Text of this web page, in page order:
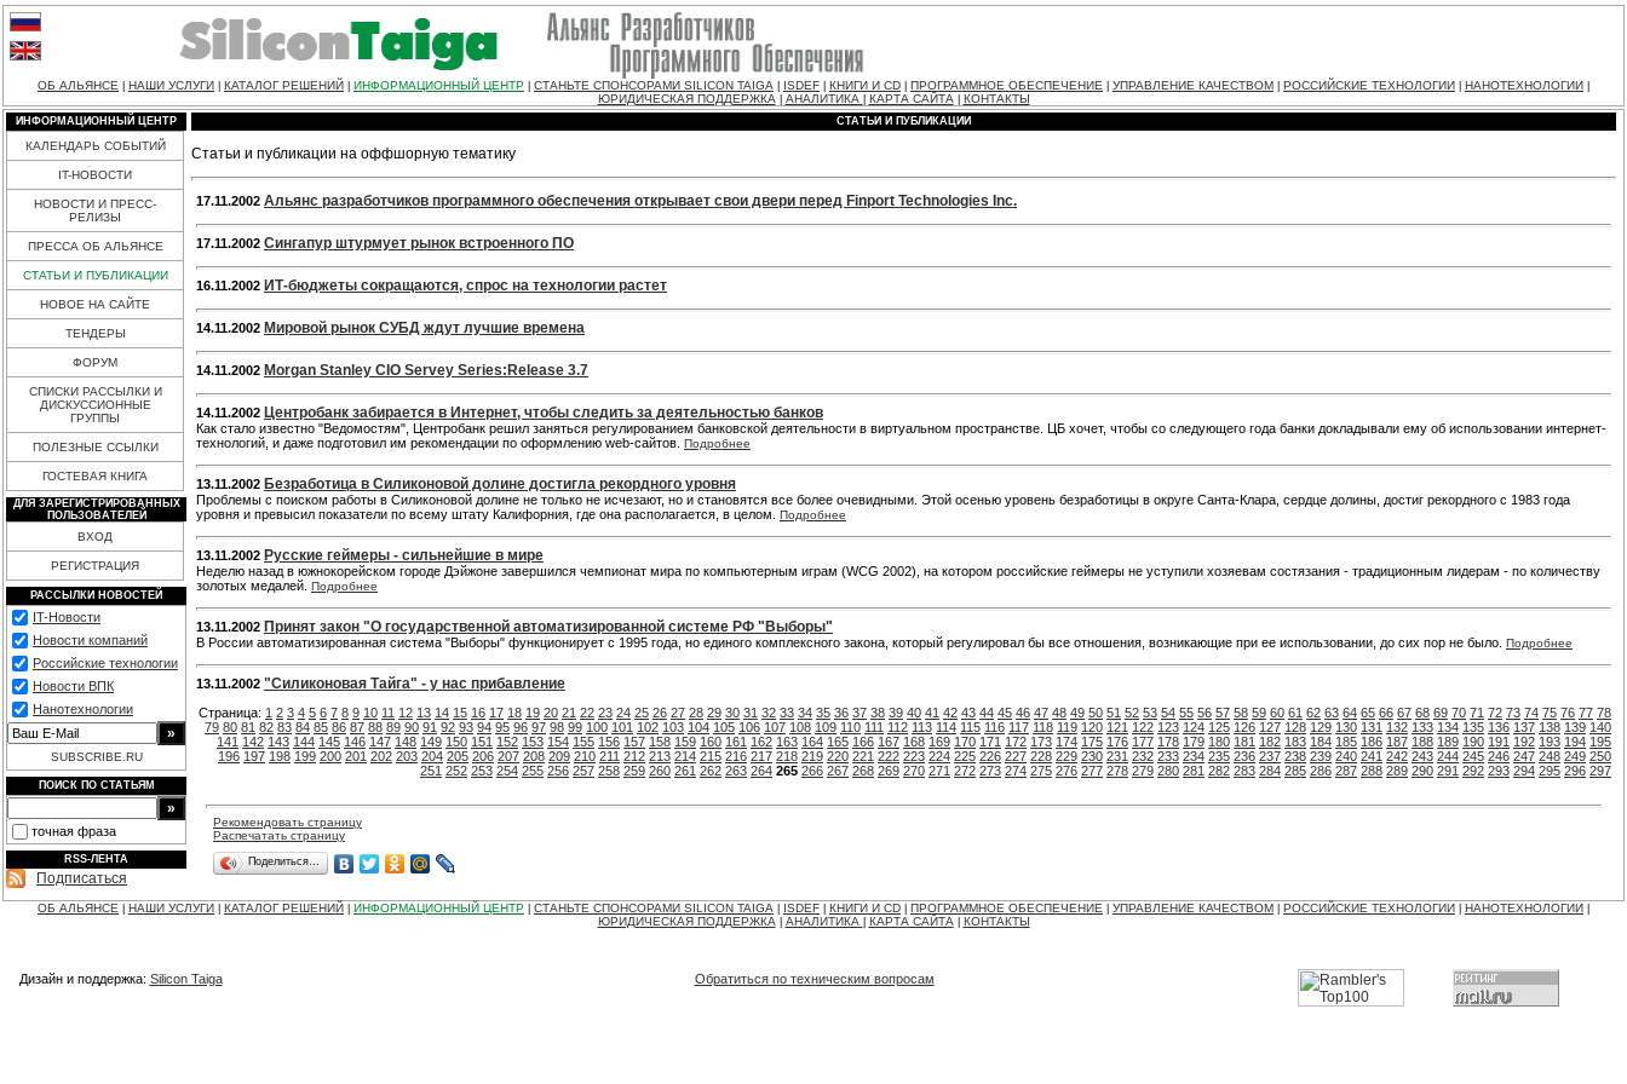
ОБ АЛЬЯНСЕ НАШИ УСЛУГИ КАТАЛОГ РЕШЕНИЙ ИНФОРМАЦИОННЫЙ ЦЕНТР СТАНЬТЕ СПОНСОРАМИ SILICON TAIGA ISDEF КНИГИ И CD ПРОГРАММНОЕ ОБЕСПЕЧЕНИЕ УПРАВЛЕНИЕ КАЧЕСТВОМ РОССИЙСКИЕ ТЕХНОЛОГИИ НАНОТЕХНОЛОГИИ
ЮРИДИЧЕСКАЯ ПОДДЕРЖКА| АНАЛИТИКА КАРТА САЙТА| КОНТАКТЫ
ИНФОРМАЦИОННЫЙ ЦЕНТР
КАЛЕНДАРЬ СОБЫТИЙ
IT-НОВОСТИ
НОВОСТИ И ПРЕСС-
РЕЛИЗЫ
ПРЕССА ОБ АЛЬЯНСЕ
СТАТЬИ И ПУБЛИКАЦИИ
НОВОЕ НА САЙТЕ
ТЕНДЕРЫ
ФОРУМ
СПИСКИ РАССЫЛКИ И
ДИСКУССИОННЫЕ
ГРУППЫ
ПОЛЕЗНЫЕ ССЫЛКИ
ГОСТЕВАЯ КНИГА
ДЛЯ ЗАРЕГИСТРИРОВАННЫХ
ПОЛЬЗОВАТЕЛЕЙ
ВХОД
РЕГИСТРАЦИЯ
РАССЫЛКИ НОВОСТЕЙ
IT-Новости
Новости компаний
Российские технологии
Новости ВПК
Нанотехнологии
SUBSCRIBE.RU
ПОИСК ПО СТАТЬЯМ
точная фраза
RSS-ЛЕНТА
Подписаться
СТАТЬИ И ПУБЛИКАЦИИ
Статьи и публикации на оффшорную тематику
17.11.2002 Альянс разработчиков программного обеспечения открывает свои двери перед Finport Technologies Inc.
17.11.2002 Сингапур штурмует рынок встроенного ПО
16.11.2002 ИТ-бюджеты сокращаются, спрос на технологии растет
14.11.2002 Мировой рынок СУБД ждут лучшие времена
14.11.2002 Morgan Stanley CIO Serveу Series:Release 3.7
14.11.2002 Центробанк забирается в Интернет, чтобы следить за деятельностью банков
Как стало известно "Ведомостям", Центробанк решил заняться регулированием банковской деятельности в виртуальном пространстве. ЦБ хочет, чтобы со следующего года банки докладывали ему об использовании интернет-
технологий, и даже подготовил им рекомендации по оформлению web-сайтов. Подробнее
13.11.2002 Безработица в Силиконовой долине достигла рекордного уровня
Проблемы с поиском работы в Силиконовой долине не только не исчезают, но и становятся все более очевидными. Этой осенью уровень безработицы в округе Санта-Клара, сердце долины, достиг рекордного с 1983 года
уровня и превысил показатели по всему штату Калифорния, где она располагается, в целом. Подробнее
13.11.2002 Русские геймеры - сильнейшие в мире
Неделю назад в южнокорейском городе Дэйжоне завершился чемпионат мира по компьютерным играм (WCG 2002), на котором российские геймеры не уступили хозяевам состязания - традиционным лидерам - по количеству
золотых медалей. Подробнее
13.11.2002 Принят закон "О государственной автоматизированной системе РФ "Выборы"
В России автоматизированная система "Выборы" функционирует с 1995 года, но единого комплексного закона, который регулировал бы все отношения, возникающие при ее использовании, до сих пор не было. Подробнее
13.11.2002 "Силиконовая Тайга" - у нас прибавление
Страница: 1 2 3 4 5 6 7 8 9 10 11 12 13 14 15 16 17 18 19 20 21 22 23 24 25 26 27 28 29 30 31 32 33 34 35 36 37 38 39 40 41 42 43 44 45 46 47 48 49 50 51 52 53 54 55 56 57 58 59 60 61 62 63 64 65 66 67 68 69 70 71 72 73 74 75 76 77 78
79 80 81 82 83 84 85 86 87 88 89 90 91 92 93 94 95 96 97 98 99 100 101 102 103 104 105 106 107 108 109 110 111 112 113 114 115 116 117 118 119 120 121 122 123 124 125 126 127 128 129 130 131 132 133 134 135 136 137 138 139 140
141 142 143 144 145 146 147 148 149 150 151 152 153 154 155 156 157 158 159 160 161 162 163 164 165 166 167 168 169 170 171 172 173 174 175 176 177 178 179 180 181 182 183 184 185 186 187 188 189 190 191 192 193 194 195
196 197 198 199 200 201 202 203 204 205 206 207 208 209 210 211 212 213 214 215 216 217 218 219 220 221 222 223 224 225 226 227 228 229 230 231 232 233 234 235 236 237 238 239 240 241 242 243 244 245 246 247 248 249 250
251 252 253 254 255 256 257 258 259 260 261 262 263 264 265 266 267 268 269 270 271 272 273 274 275 276 277 278 279 280 281 282 283 284 285 286 287 288 289 290 291 292 293 294 295 296 297
Рекомендовать страницу
Распечатать страницу
Поделиться…
ОБ АЛЬЯНСЕ НАШИ УСЛУГИ КАТАЛОГ РЕШЕНИЙ ИНФОРМАЦИОННЫЙ ЦЕНТР СТАНЬТЕ СПОНСОРАМИ SILICON TAIGA ISDEF КНИГИ И CD ПРОГРАММНОЕ ОБЕСПЕЧЕНИЕ УПРАВЛЕНИЕ КАЧЕСТВОМ РОССИЙСКИЕ ТЕХНОЛОГИИ НАНОТЕХНОЛОГИИ
ЮРИДИЧЕСКАЯ ПОДДЕРЖКА| АНАЛИТИКА КАРТА САЙТА| КОНТАКТЫ
Дизайн и поддержка: Silicon Taiga Обратиться по техническим вопросам